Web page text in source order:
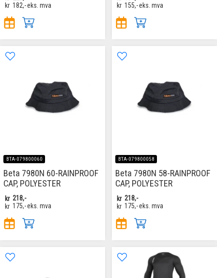
kr 182,-eks. mva
kr 155,-eks. mva
BTA-079800060
Beta 7980N 60-RAINPROOF
CAP, POLYESTER
kr 218,-
kr 175,-eks. mva
BTA-079800058
Beta 7980N 58-RAINPROOF
CAP, POLYESTER
kr 218,-
kr 175,-eks. mva